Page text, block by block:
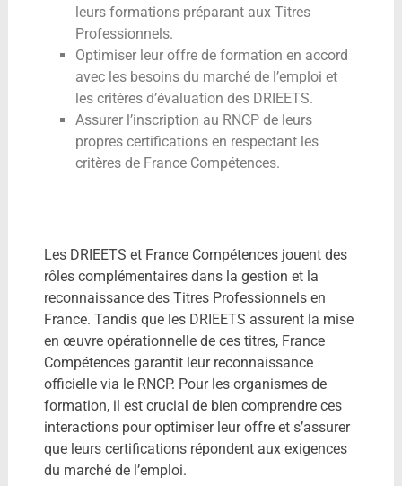
leurs formations préparant aux Titres
Professionnels.
Optimiser leur offre de formation en accord
avec les besoins du marché de l’emploi et
les critères d’évaluation des DRIEETS.
Assurer l’inscription au RNCP de leurs
propres certifications en respectant les
critères de France Compétences.
Les DRIEETS et France Compétences jouent des
rôles complémentaires dans la gestion et la
reconnaissance des Titres Professionnels en
France. Tandis que les DRIEETS assurent la mise
en œuvre opérationnelle de ces titres, France
Compétences garantit leur reconnaissance
officielle via le RNCP. Pour les organismes de
formation, il est crucial de bien comprendre ces
interactions pour optimiser leur offre et s’assurer
que leurs certifications répondent aux exigences
du marché de l’emploi.